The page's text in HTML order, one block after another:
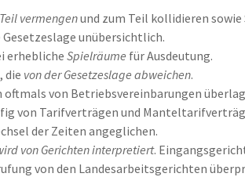
vermengenund zum Teil kollidieren
unübersichtlich.
erhebliche Spielräume für Ausdeutung.
die von der Gesetzeslage abweichen.
von Betriebsvereinbarungen
von Tarifverträgen und
der Zeiten angeglichen.
von Gerichten interpretiert.
von den Landesarbeitsgerichten